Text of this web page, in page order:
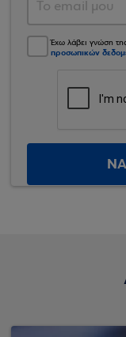
Έχω λάβει γνώση
προσωπικών